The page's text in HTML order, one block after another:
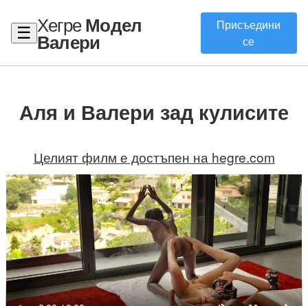
☰ ХегреМодел
Валери
Присъедини
се
Аля и Валери зад кулисите
Целият филм е достъпен на hegre.com